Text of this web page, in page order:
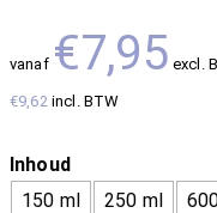
vanaf €7,95 excl.
€9,62 incl. BTW
Inhoud
150 ml
250 ml